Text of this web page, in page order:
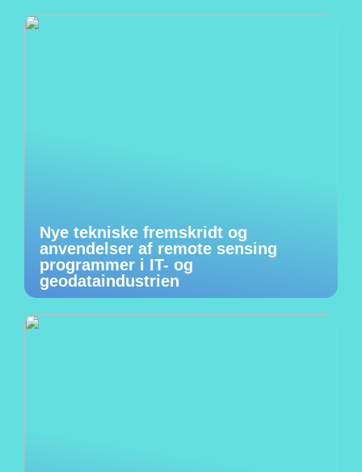
Nye tekniske fremskridt og
anvendelser af remote sensing
programmer i IT- og
geodataindustrien